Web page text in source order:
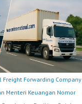
Freight Forwarding Company
Menteri Keuangan Nomor